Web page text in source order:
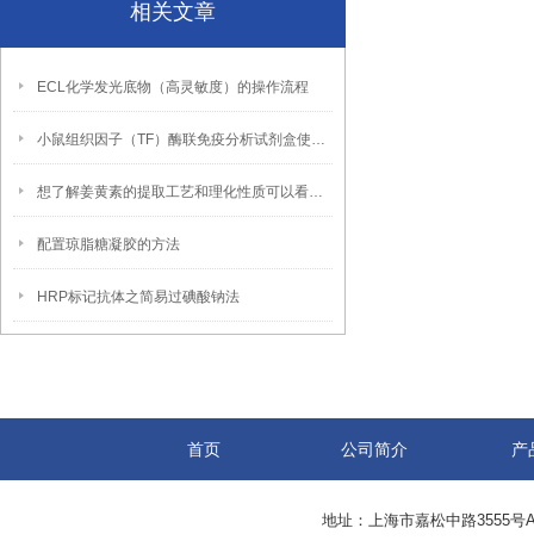
相关文章
ECL化学发光底物（高灵敏度）的操作流程
小鼠组织因子（TF）酶联免疫分析试剂盒使用说明书
想了解姜黄素的提取工艺和理化性质可以看看这个
配置琼脂糖凝胶的方法
HRP标记抗体之简易过碘酸钠法
首页 公司简介 产
地址：上海市嘉松中路3555